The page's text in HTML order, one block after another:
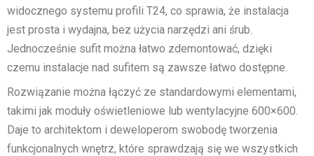
widocznego systemu profili T24, co sprawia, że instalacja
jest prosta i wydajna, bez użycia narzędzi ani śrub.
Jednocześnie sufit można łatwo zdemontować, dzięki
czemu instalacje nad sufitem są zawsze łatwo dostępne.
Rozwiązanie można łączyć ze standardowymi elementami,
takimi jak moduły oświetleniowe lub wentylacyjne 600×600.
Daje to architektom i deweloperom swobodę tworzenia
funkcjonalnych wnętrz, które sprawdzają się we wszystkich